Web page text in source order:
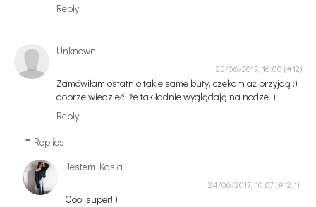
Reply
Unknown
23/06/2017, 16:00
Zamówiłam ostatnio takie same buty, czekam aż przyjdą :)
dobrze wiedzieć, że tak ładnie wyglądają na nodze :)
Reply
Replies
Jestem Kasia
24/06/2017, 10:07
Ooo, super!:)